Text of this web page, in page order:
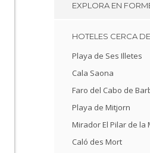
EXPLORA EN
HOTELES CERCA DE
Playa de Ses Illetes
Cala Saona
Faro del Cabo de
Playa de Mitjorn
Mirador El Pilar de la
Caló des Mort